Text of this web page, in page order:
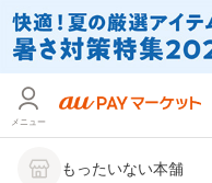
メニュー
もったいない本舗